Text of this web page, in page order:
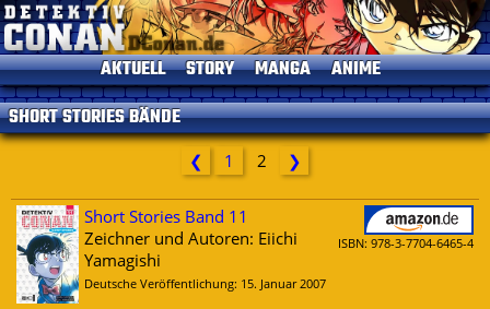
AKTUELL
News
TV-Programm
Termine
Umfragen
Seitenhistorie
Datenschutz
STORY
Einleitung
Charaktere
Gosho Aoyama
Conan's Items
MANGA
Einleitung
Alle Bände
Kapitelliste
Short Stories
ANIME
Einleitung
Episoden
Musik
Specials
SHORT STORIES BÄNDE
❮ 1 2 ❯
ISBN: 978-3-7704-6465-4
Short Stories Band 11
Zeichner und Autoren: Eiichi
Yamagishi
Deutsche Veröffentlichung: 15. Januar 2007